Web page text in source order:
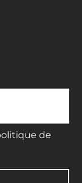
de